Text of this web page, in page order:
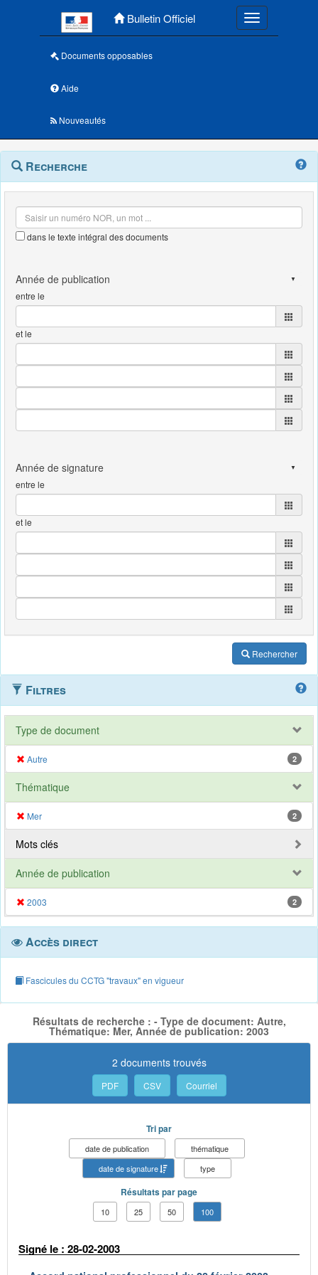
Bulletin Officiel Toggle
Documents opposables
Aide
Nouveautés
Navigation
outils
Menu
contextuel
Recherche
dans le texte intégral des documents
entre le
et le
entre le
et le
Rechercher
Filtres
Type de document
Autre 2
Thématique
Mer 2
Mots clés
Année de publication
2003 2
Accès direct
Fascicules du CCTG "travaux" en vigueur
Résultats de recherche : - Type de document: Autre,
Thématique: Mer, Année de publication: 2003
2 documents trouvés
PDF CSV Courriel
Tri par
date de publication
thématique
date de signature
type
Résultats par page
10 25 50 100
Signé le : 28-02-2003